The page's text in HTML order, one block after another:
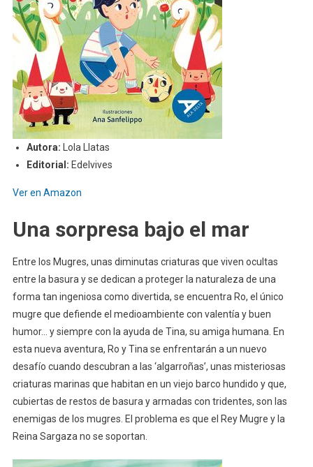
Autora: Lola Llatas
Editorial: Edelvives
Ver en Amazon
Una sorpresa bajo el mar
Entre los Mugres, unas diminutas criaturas que viven ocultas
entre la basura y se dedican a proteger la naturaleza de una
forma tan ingeniosa como divertida, se encuentra Ro, el único
mugre que defiende el medioambiente con valentía y buen
humor… y siempre con la ayuda de Tina, su amiga humana. En
esta nueva aventura, Ro y Tina se enfrentarán a un nuevo
desafío cuando descubran a las ‘algarroñas’, unas misteriosas
criaturas marinas que habitan en un viejo barco hundido y que,
cubiertas de restos de basura y armadas con tridentes, son las
enemigas de los mugres. El problema es que el Rey Mugre y la
Reina Sargaza no se soportan.